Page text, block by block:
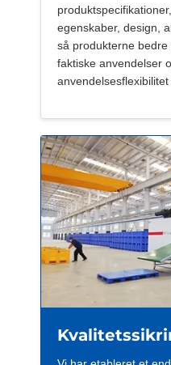
egenskaber, design,
så produkterne
faktiske anvendelser